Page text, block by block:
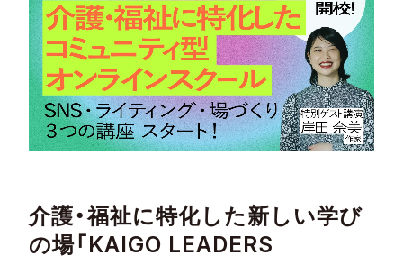
介護・福祉に特化した新しい学び
の場「KAIGO LEADERS